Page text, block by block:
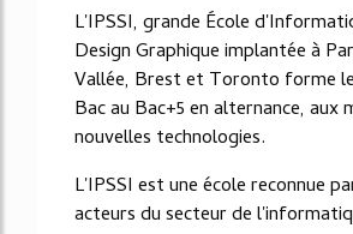
L'IPSSI, grande École
Design Graphique implantée à
Vallée, Brest et Toronto forme
Bac au Bac+5 en alternance, aux
nouvelles technologies.
L'IPSSI est une école reconnue
acteurs du secteur de